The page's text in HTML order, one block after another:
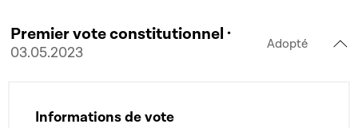
Premier vote constitutionnel ·
03.05.2023
Adopté
Informations de vote